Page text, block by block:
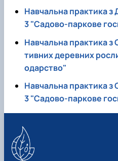
Навчальна практика з
3 "Садово-паркове
Навчальна практика з
тивних деревних
одарство"
Навчальна практика з
3 "Садово-паркове